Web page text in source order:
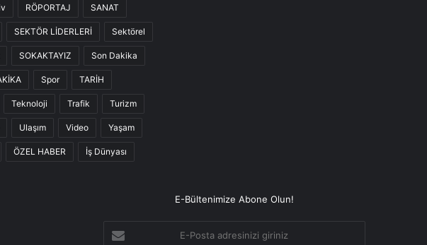
RÖPORTAJ SANAT
SEKTÖR LİDERLERİ Sektörel
SOKAKTAYIZ Son Dakika
Spor TARİH
Teknoloji Trafik Turizm
Ulaşım Video Yaşam
ÖZEL HABER İş Dünyası
E-Bültenimize Abone Olun!
Posta